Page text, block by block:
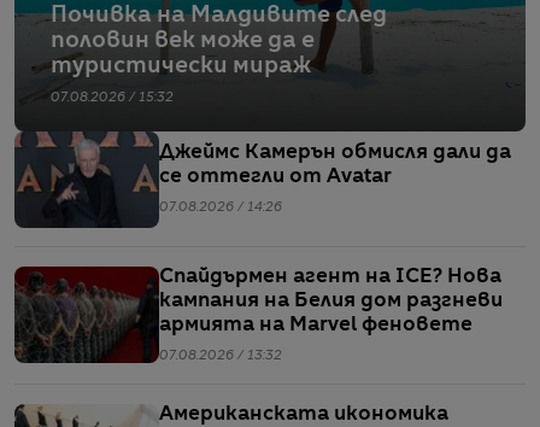
Почивка на Малдивите след
половин век може да е
туристически мираж
07.08.2026 / 15:32
Джеймс Камерън обмисля дали да
се оттегли от Avatar
07.08.2026 / 14:26
Спайдърмен агент на ICE? Нова
кампания на Белия дом разгневи
армията на Marvel феновете
07.08.2026 / 13:32
Американската икономика